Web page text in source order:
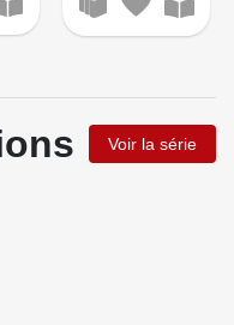
Voir la série